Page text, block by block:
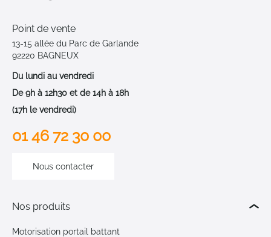
Point de vente
13-15 allée du Parc de Garlande
92220 BAGNEUX
Du lundi au vendredi
De 9h à 12h30 et de 14h à 18h
(17h le vendredi)
01 46 72 30 00
Nous contacter
Nos produits
Motorisation portail battant